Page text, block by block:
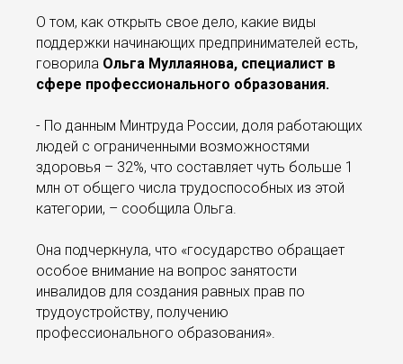
О том, как открыть свое дело, какие виды
поддержки начинающих предпринимателей есть,
говорила Ольга Муллаянова, специалист в
сфере профессионального образования.
- По данным Минтруда России, доля работающих
людей с ограниченными возможностями
здоровья – 32%, что составляет чуть больше 1
млн от общего числа трудоспособных из этой
категории, – сообщила Ольга.
Она подчеркнула, что «государство обращает
особое внимание на вопрос занятости
инвалидов для создания равных прав по
трудоустройству, получению
профессионального образования».